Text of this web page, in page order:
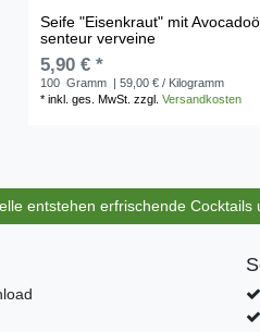
Seife "Eisenkraut" mit
senteur verveine
5,90 € *
100 Gramm | 59,00 € / Kilogramm
*inkl. ges. MwSt. zzgl.Versandkosten
entstehen erfrischende